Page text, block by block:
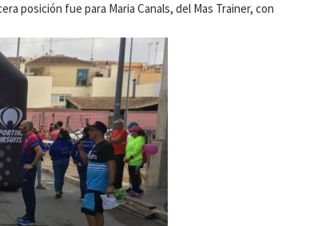
posición fue para Maria Canals, del Mas Trainer, con